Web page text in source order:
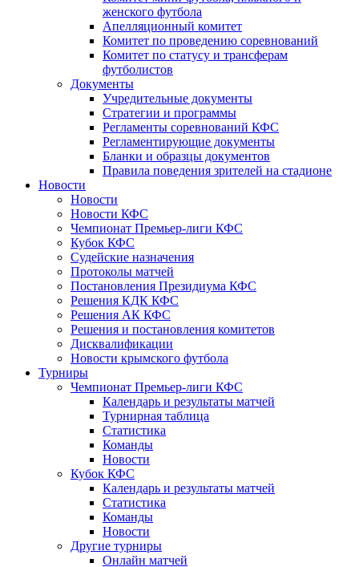
женского футбола
Апелляционный комитет
Комитет по проведению соревнований
Комитет по статусу и трансферам
футболистов
Документы
Учредительные документы
Стратегии и программы
Регламенты соревнований КФС
Регламентирующие документы
Бланки и образцы документов
Правила поведения зрителей на стадионе
Новости
Новости
Новости КФС
Чемпионат Премьер-лиги КФС
Кубок КФС
Судейские назначения
Протоколы матчей
Постановления Президиума КФС
Решения КДК КФС
Решения АК КФС
Решения и постановления комитетов
Дисквалификации
Новости крымского футбола
Турниры
Чемпионат Премьер-лиги КФС
Календарь и результаты матчей
Турнирная таблица
Статистика
Команды
Новости
Кубок КФС
Календарь и результаты матчей
Статистика
Команды
Новости
Другие турниры
Онлайн матчей